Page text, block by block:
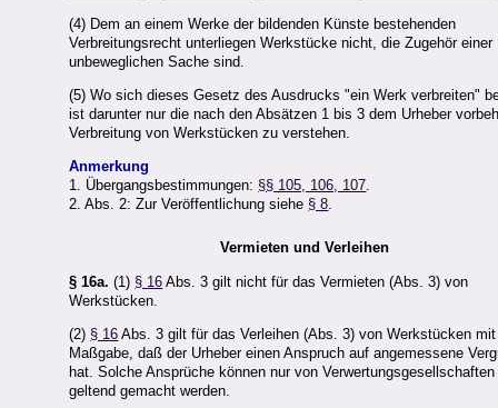
(4) Dem an einem Werke der bildenden Künste bestehenden
Verbreitungsrecht unterliegen Werkstücke nicht, die Zugehör einer
unbeweglichen Sache sind.
(5) Wo sich dieses Gesetz des Ausdrucks "ein Werk verbreiten"
ist darunter nur die nach den Absätzen 1 bis 3 dem Urheber
Verbreitung von Werkstücken zu verstehen.
Anmerkung
1. Übergangsbestimmungen: §§ 105, 106, 107.
2. Abs. 2: Zur Veröffentlichung siehe § 8.
Vermieten und Verleihen
§ 16a. (1) § 16 Abs. 3 gilt nicht für das Vermieten (Abs. 3) von
Werkstücken.
(2) § 16 Abs. 3 gilt für das Verleihen (Abs. 3) von Werkstücken
Maßgabe, daß der Urheber einen Anspruch auf angemessene
hat. Solche Ansprüche können nur von Verwertungsgesellschaften
geltend gemacht werden.